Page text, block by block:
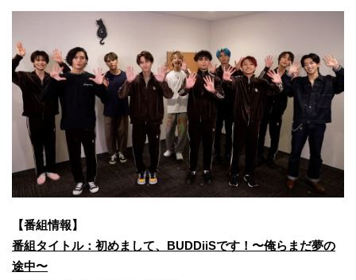
【番組情報】
番組タイトル：初めまして、BUDDiiSです！〜俺らまだ夢の
途中〜